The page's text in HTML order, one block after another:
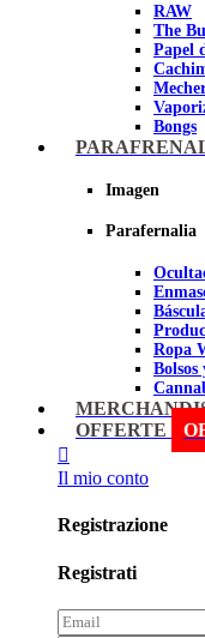
RAW
The
Papel
Bongs
Pipas
Dabbers
Imagen
Imagen
Parafernalia
Ropa
Bolsos
Libros
Imagen
OFFERTE
Il mio conto
Registrazione
Registrati